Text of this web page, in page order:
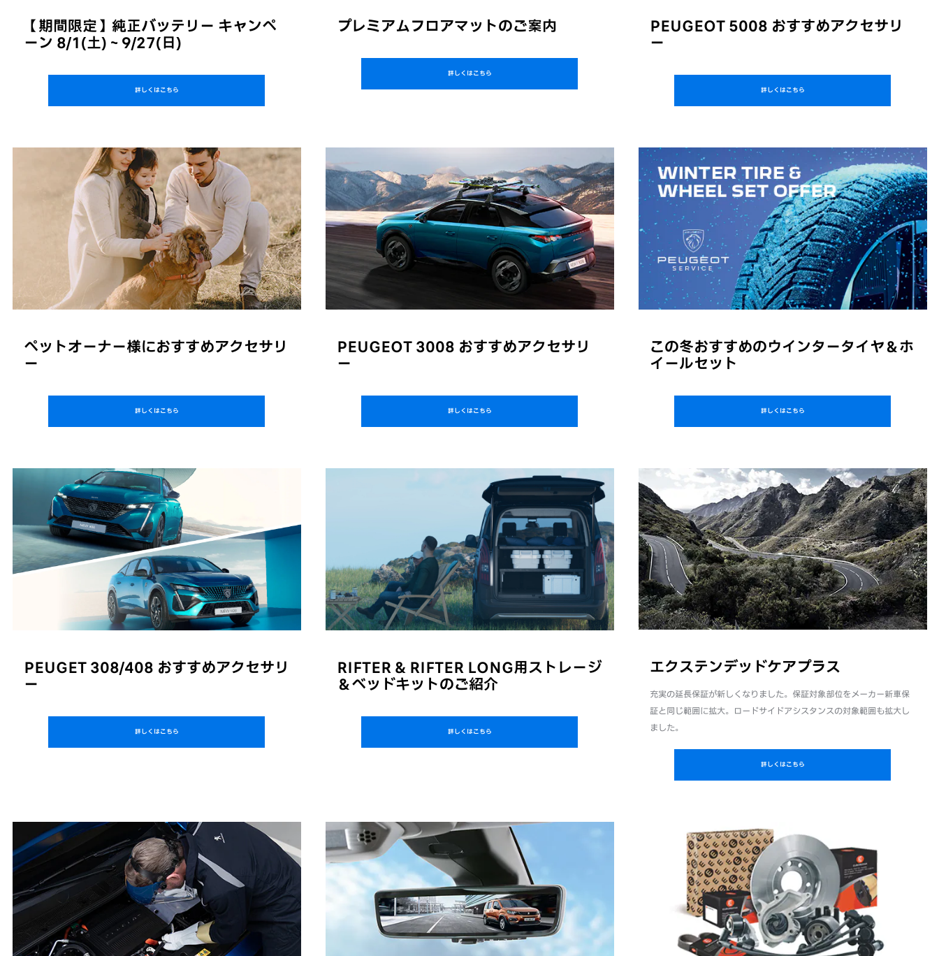
【期間限定】純正バッテリー キャンペ
ーン 8/1(土)～9/27(日)
詳しくはこちら
プレミアムフロアマットのご案内
詳しくはこちら
PEUGEOT 5008 おすすめアクセサリ
ー
詳しくはこちら
ペットオーナー様におすすめアクセサリ
ー
詳しくはこちら
PEUGEOT 3008 おすすめアクセサリ
ー
詳しくはこちら
この冬おすすめのウインタータイヤ＆ホ
イールセット
詳しくはこちら
PEUGET 308/408 おすすめアクセサリ
ー
詳しくはこちら
RIFTER & RIFTER LONG用ストレージ
＆ベッドキットのご紹介
詳しくはこちら
エクステンデッドケアプラス
充実の延長保証が新しくなりました。保証対象部位をメーカー新車保
証と同じ範囲に拡大。ロードサイドアシスタンスの対象範囲も拡大し
ました。
詳しくはこちら